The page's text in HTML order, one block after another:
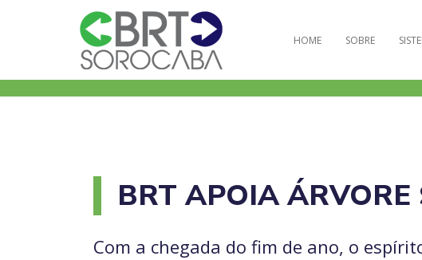
HOME SOBRE
BRT APOIA
Com a chegada do fim de ano, o